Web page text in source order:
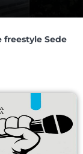
freestyle Sede